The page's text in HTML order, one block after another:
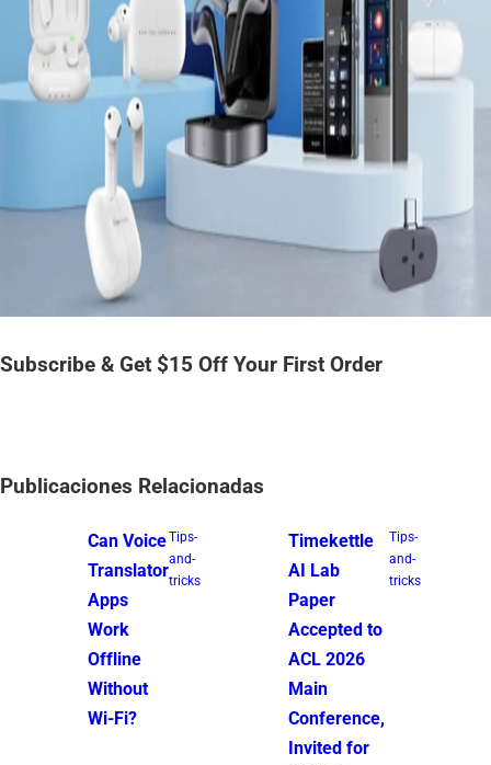
Subscribe & Get $15 Off Your First Order
Publicaciones Relacionadas
Can Voice
Translator
Apps
Work
Offline
Without
Wi-Fi?
Tips-
and-
tricks
Timekettle
AI Lab
Paper
Accepted to
ACL 2026
Main
Conference,
Invited for
Tips-
and-
tricks